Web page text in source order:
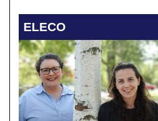
ELECO